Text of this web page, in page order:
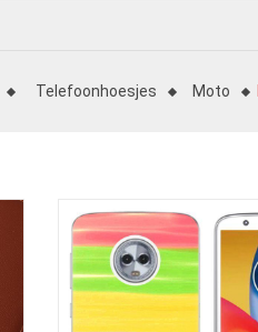
Telefoonhoesjes Moto